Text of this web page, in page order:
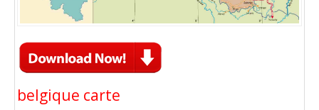
belgique carte